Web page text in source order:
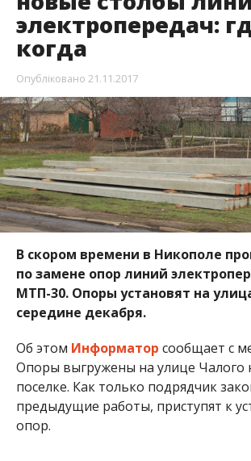
В скором времени в Никополе
по замене опор линий
МТП-30. Опоры установят на
середине декабря.
Об этомИнформаторсообщает с
Опоры выгружены на улице Чалого
поселке. Как только подрядчик
предыдущие работы, приступят к
опор.
Известно, что жители Никополя
на электрическое отопление, в
напряжение в электросети падает.
прошлом году была программа по
децентрализации, ДТЭК
выделяли деньги на замену опор
электропередач. В нашем округе
напряжением в сети, замены